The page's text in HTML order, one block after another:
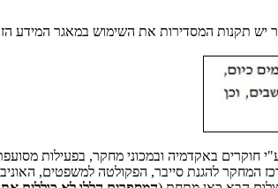
יש תקנות המסדירות את השימוש במאגר המידע
להגנת סייבר, הפקולטה למשפטים,